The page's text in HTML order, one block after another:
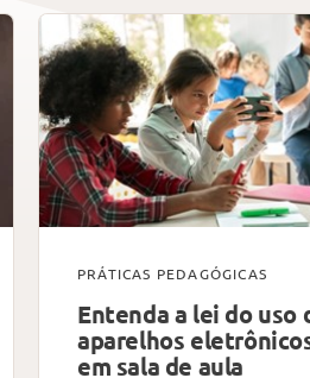
PRÁTICAS PEDAGÓGICAS
Entenda a lei do uso
aparelhos
em sala de aula